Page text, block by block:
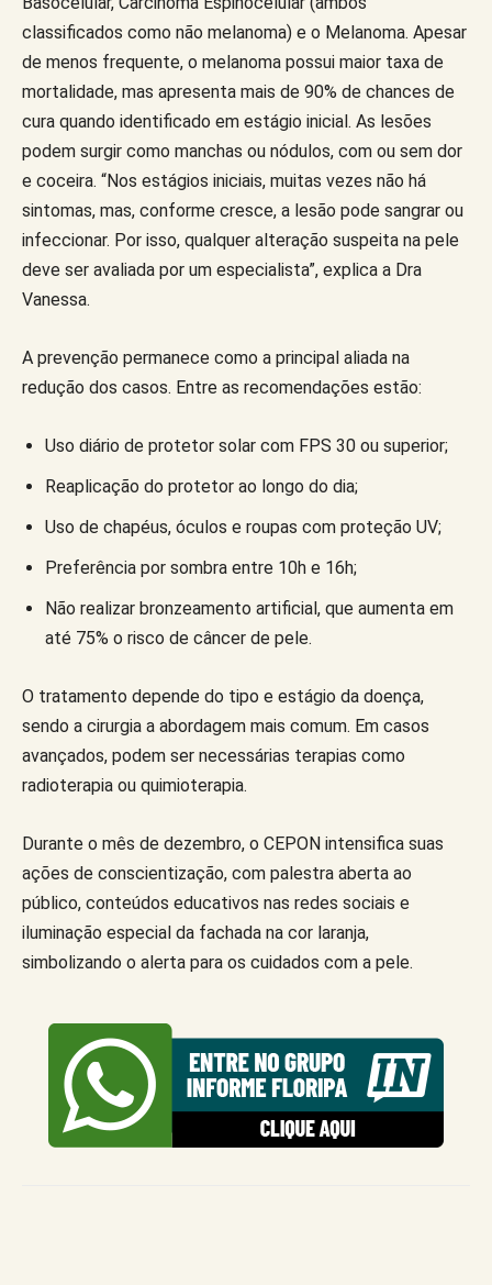
classificados como não melanoma) e o Melanoma. Apesar
de menos frequente, o melanoma possui maior taxa de
mortalidade, mas apresenta mais de 90% de chances de
cura quando identificado em estágio inicial. As lesões
podem surgir como manchas ou nódulos, com ou sem dor
e coceira. “Nos estágios iniciais, muitas vezes não há
sintomas, mas, conforme cresce, a lesão pode sangrar ou
infeccionar. Por isso, qualquer alteração suspeita na pele
deve ser avaliada por um especialista”, explica a Dra
Vanessa.
A prevenção permanece como a principal aliada na
redução dos casos. Entre as recomendações estão:
Uso diário de protetor solar com FPS 30 ou superior;
Reaplicação do protetor ao longo do dia;
Uso de chapéus, óculos e roupas com proteção UV;
Preferência por sombra entre 10h e 16h;
Não realizar bronzeamento artificial, que aumenta em
até 75% o risco de câncer de pele.
O tratamento depende do tipo e estágio da doença,
sendo a cirurgia a abordagem mais comum. Em casos
avançados, podem ser necessárias terapias como
radioterapia ou quimioterapia.
Durante o mês de dezembro, o CEPON intensifica suas
ações de conscientização, com palestra aberta ao
público, conteúdos educativos nas redes sociais e
iluminação especial da fachada na cor laranja,
simbolizando o alerta para os cuidados com a pele.